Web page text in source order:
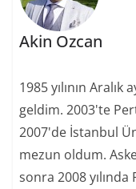
Akin Ozcan
1985 yılının
geldim. 2003'te
2007'de İstanbul
mezun oldum.
sonra 2008 yılında